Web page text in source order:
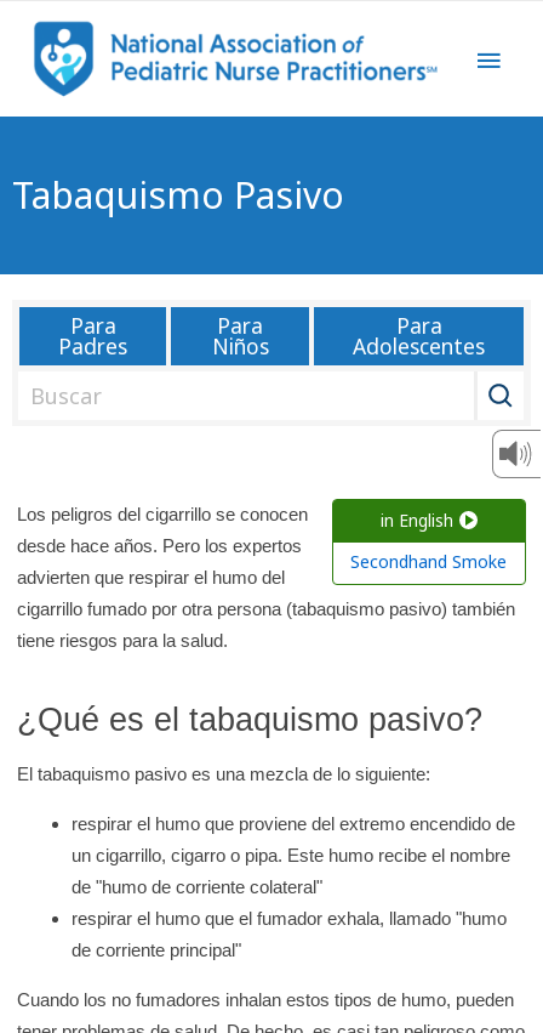
Tabaquismo Pasivo
Para
Padres
Para
Niños
Para
Adolescentes
a
r
e
n
l
b
b
a
in English
Secondhand Smoke
Los peligros del cigarrillo se conocen
desde hace años. Pero los expertos
advierten que respirar el humo del
cigarrillo fumado por otra persona (tabaquismo pasivo) también
tiene riesgos para la salud.
¿Qué es el tabaquismo pasivo?
El tabaquismo pasivo es una mezcla de lo siguiente:
respirar el humo que proviene del extremo encendido de
un cigarrillo, cigarro o pipa. Este humo recibe el nombre
de "humo de corriente colateral"
respirar el humo que el fumador exhala, llamado "humo
de corriente principal"
Cuando los no fumadores inhalan estos tipos de humo, pueden